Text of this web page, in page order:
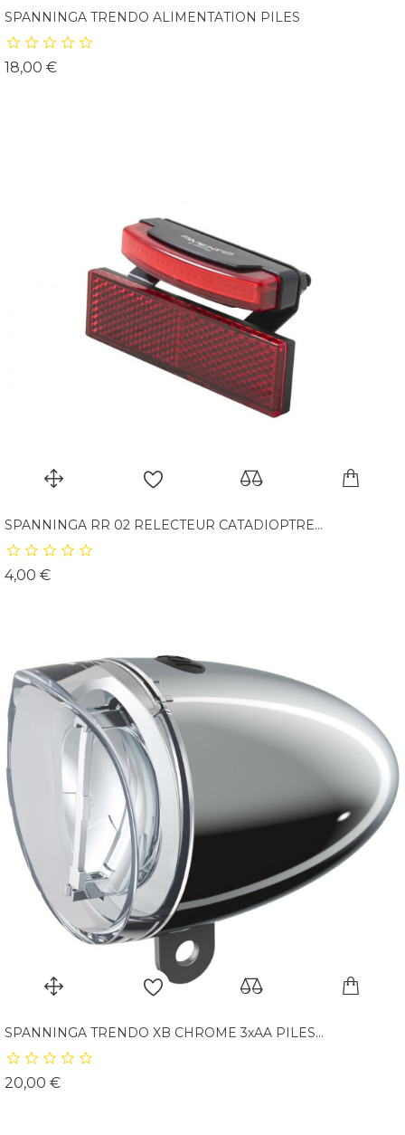
SPANNINGA TRENDO ALIMENTATION PILES
18,00 €Prix
SPANNINGA RR 02 RELECTEUR CATADIOPTRE...
4,00 €Prix
SPANNINGA TRENDO XB CHROME 3xAA PILES...
20,00 €Prix